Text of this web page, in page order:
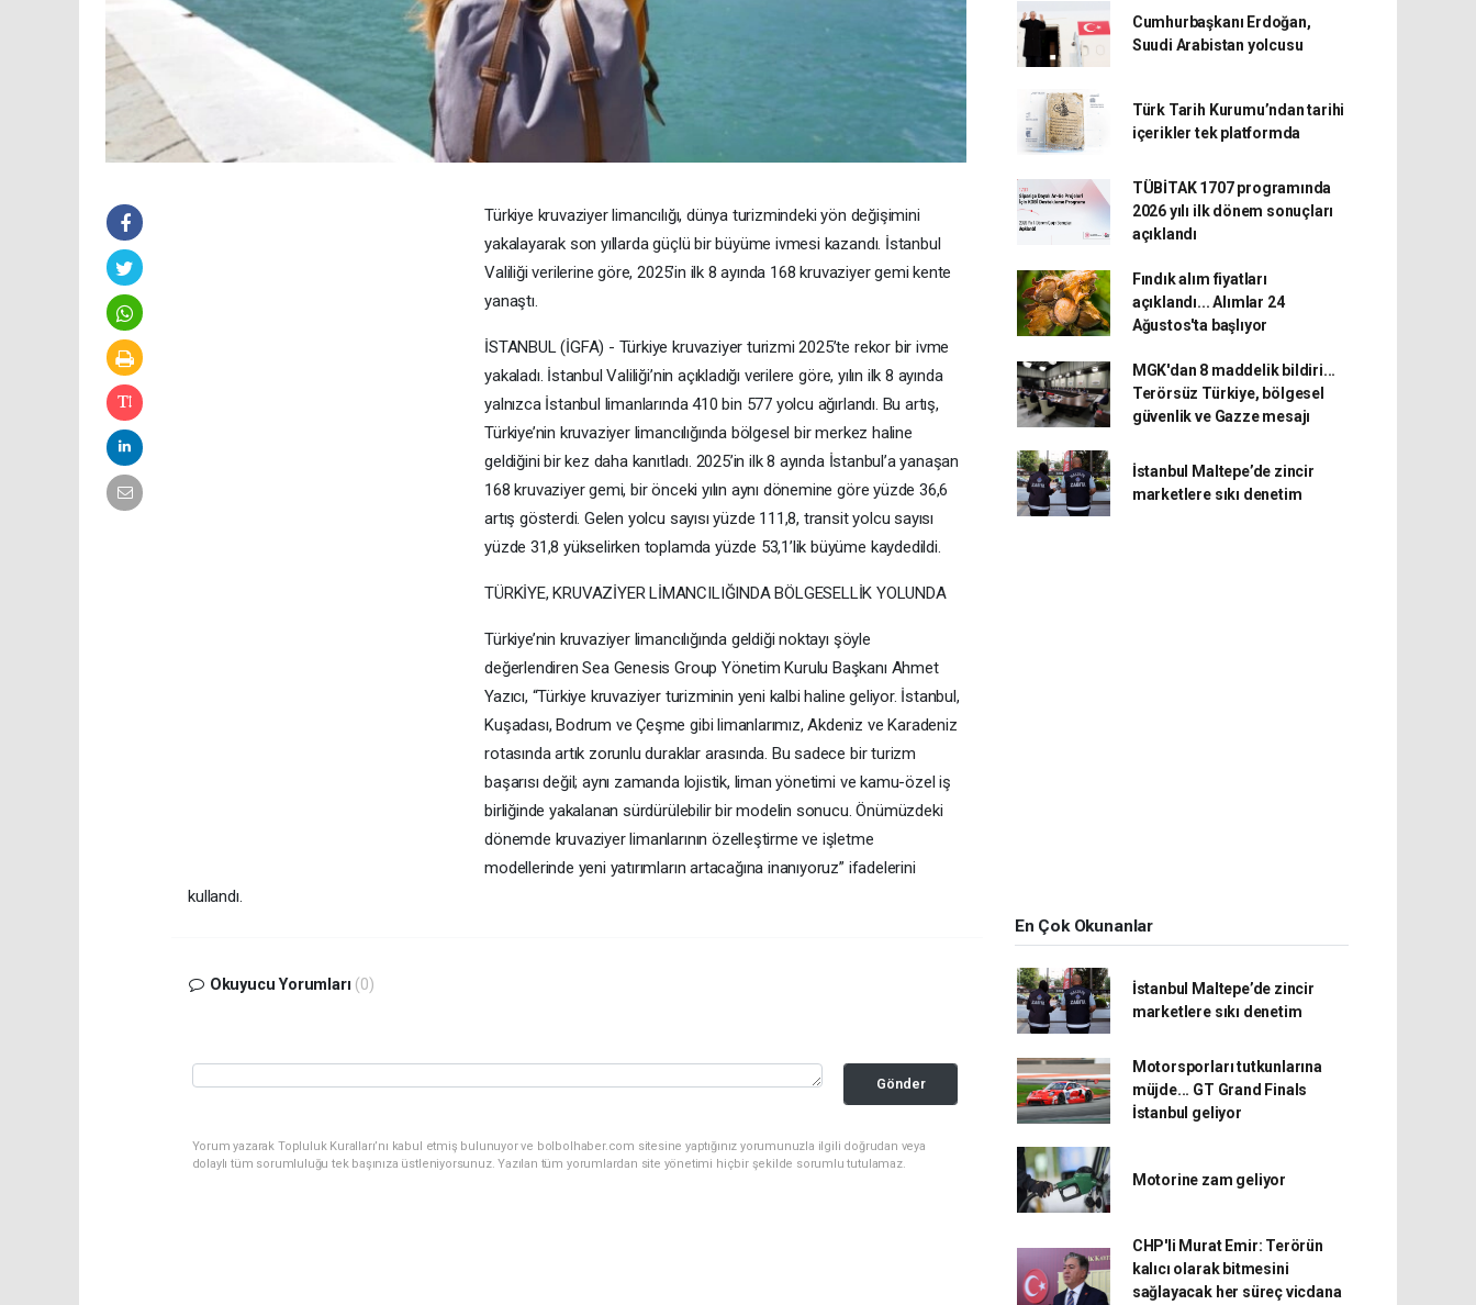
Türkiye kruvaziyer limancılığı, dünya turizmindeki yön değişimini
yakalayarak son yıllarda güçlü bir büyüme ivmesi kazandı. İstanbul
Valiliği verilerine göre, 2025’in ilk 8 ayında 168 kruvaziyer gemi kente
yanaştı.
İSTANBUL (İGFA) - Türkiye kruvaziyer turizmi 2025’te rekor bir ivme
yakaladı. İstanbul Valiliği’nin açıkladığı verilere göre, yılın ilk 8 ayında
yalnızca İstanbul limanlarında 410 bin 577 yolcu ağırlandı. Bu artış,
Türkiye’nin kruvaziyer limancılığında bölgesel bir merkez haline
geldiğini bir kez daha kanıtladı. 2025’in ilk 8 ayında İstanbul’a yanaşan
168 kruvaziyer gemi, bir önceki yılın aynı dönemine göre yüzde 36,6
artış gösterdi. Gelen yolcu sayısı yüzde 111,8, transit yolcu sayısı
yüzde 31,8 yükselirken toplamda yüzde 53,1’lik büyüme kaydedildi.
TÜRKİYE, KRUVAZİYER LİMANCILIĞINDA BÖLGESELLİK YOLUNDA
Türkiye’nin kruvaziyer limancılığında geldiği noktayı şöyle
değerlendiren Sea Genesis Group Yönetim Kurulu Başkanı Ahmet
Yazıcı, “Türkiye kruvaziyer turizminin yeni kalbi haline geliyor. İstanbul,
Kuşadası, Bodrum ve Çeşme gibi limanlarımız, Akdeniz ve Karadeniz
rotasında artık zorunlu duraklar arasında. Bu sadece bir turizm
başarısı değil; aynı zamanda lojistik, liman yönetimi ve kamu-özel iş
birliğinde yakalanan sürdürülebilir bir modelin sonucu. Önümüzdeki
dönemde kruvaziyer limanlarının özelleştirme ve işletme
modellerinde yeni yatırımların artacağına inanıyoruz” ifadelerini
kullandı.
Okuyucu Yorumları (0)
Gönder
Yorum yazarak Topluluk Kuralları’nı kabul etmiş bulunuyor ve bolbolhaber.com sitesine yaptığınız yorumunuzla ilgili doğrudan veya
dolaylı tüm sorumluluğu tek başınıza üstleniyorsunuz. Yazılan tüm yorumlardan site yönetimi hiçbir şekilde sorumlu tutulamaz.
Cumhurbaşkanı Erdoğan,
Suudi Arabistan yolcusu
Türk Tarih Kurumu’ndan tarihi
içerikler tek platformda
TÜBİTAK 1707 programında
2026 yılı ilk dönem sonuçları
açıklandı
Fındık alım fiyatları
açıklandı... Alımlar 24
Ağustos'ta başlıyor
MGK'dan 8 maddelik bildiri...
Terörsüz Türkiye, bölgesel
güvenlik ve Gazze mesajı
İstanbul Maltepe’de zincir
marketlere sıkı denetim
En Çok Okunanlar
İstanbul Maltepe’de zincir
marketlere sıkı denetim
Motorsporları tutkunlarına
müjde... GT Grand Finals
İstanbul geliyor
Motorine zam geliyor
CHP'li Murat Emir: Terörün
kalıcı olarak bitmesini
sağlayacak her süreç vicdana